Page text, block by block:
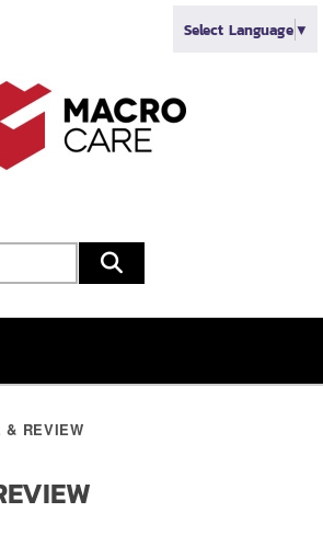
Select Language▼
& REVIEW